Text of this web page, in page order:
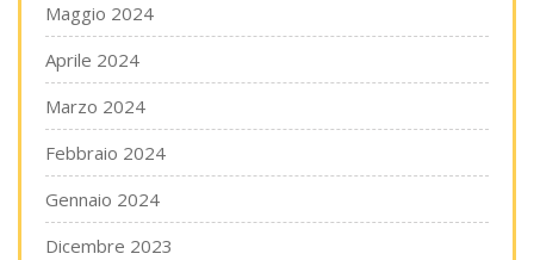
Maggio 2024
Aprile 2024
Marzo 2024
Febbraio 2024
Gennaio 2024
Dicembre 2023